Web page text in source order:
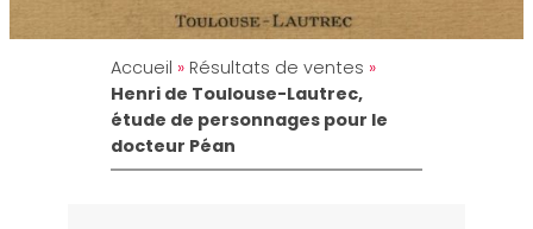
Accueil » Résultats de ventes »
Henri de Toulouse-Lautrec,
étude de personnages pour le
docteur Péan